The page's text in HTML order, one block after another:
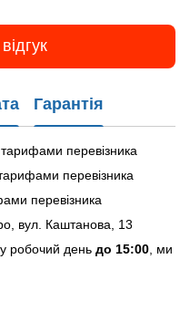
Гарантія
перевізника
перевізника
перевізника
вул. Каштанова, 13
робочий день до 15:00 , ми